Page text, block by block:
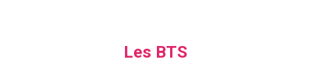
Les BTS